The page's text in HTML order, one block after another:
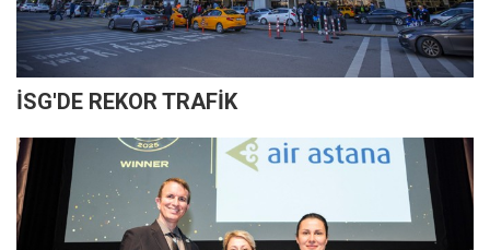
İSG'DE REKOR TRAFİK